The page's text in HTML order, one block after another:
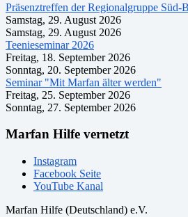
Präsenztreffen der Regionalgruppe Süd-
Samstag, 29. August 2026
Samstag, 29. August 2026
Teenieseminar 2026
Freitag, 18. September 2026
Sonntag, 20. September 2026
Seminar "Mit Marfan älter werden"
Freitag, 25. September 2026
Sonntag, 27. September 2026
Marfan Hilfe vernetzt
Instagram
Facebook Seite
YouTube Kanal
Marfan Hilfe (Deutschland) e.V.